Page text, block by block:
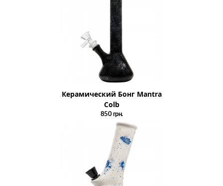
Керамический Бонг Mantra
Colb
850грн.